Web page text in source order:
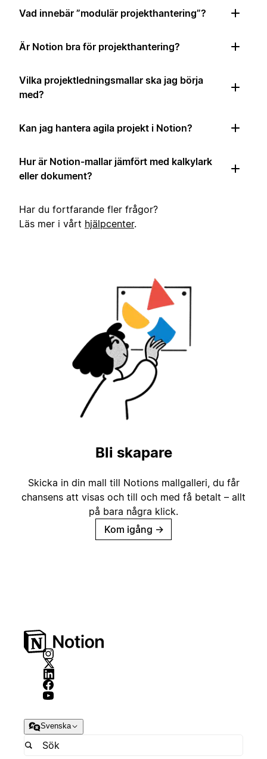
Vad innebär ”modulär projekthantering”?
Är Notion bra för projekthantering?
Vilka projektledningsmallar ska jag börja
med?
Kan jag hantera agila projekt i Notion?
Hur är Notion-mallar jämfört med kalkylark
eller dokument?
Har du fortfarande fler frågor?
Läs mer i vårt hjälpcenter.
Bli skapare
Skicka in din mall till Notions mallgalleri, du får
chansens att visas och till och med få betalt – allt
på bara några klick.
Kom igång →
Svenska